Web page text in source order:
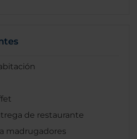
de restaurante
madrugadores